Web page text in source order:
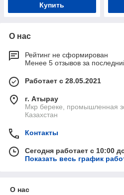
Купить
О нас
Рейтинг не сформирован
Менее 5 отзывов за
Работает с 28.05.2021
г. Атырау
Мкр береке, промышленная
Казахстан
Контакты
Сегодня работает с 10:00
Показать весь график
О нас